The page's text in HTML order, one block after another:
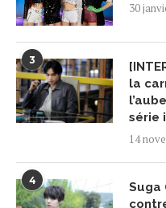
30
3
la
série
14
4
Suga